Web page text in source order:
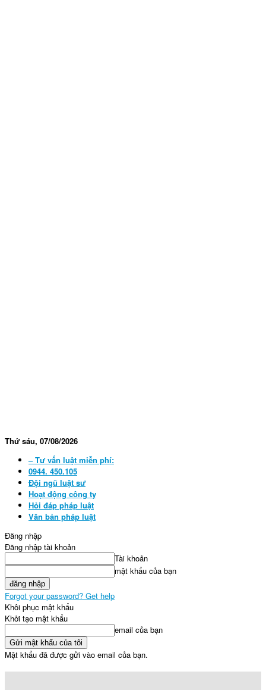
Thứ sáu, 07/08/2026
– Tư vấn luật miễn phí:
0944. 450.105
Đội ngũ luật sư
Hoạt động công ty
Hỏi đáp pháp luật
Văn bản pháp luật
Đăng nhập
Đăng nhập tài khoản
Tài khoản
mật khẩu của bạn
Forgot your password? Get help
Khôi phục mật khẩu
Khởi tạo mật khẩu
email của bạn
Mật khẩu đã được gửi vào email của bạn.